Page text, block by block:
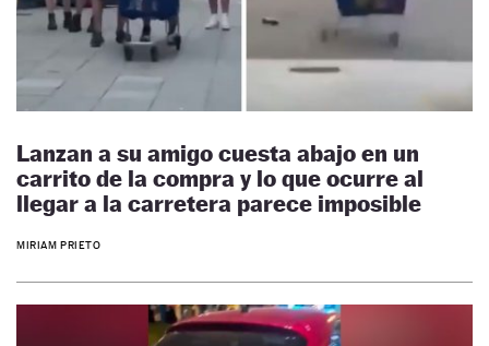
Lanzan a su amigo cuesta abajo en un
carrito de la compra y lo que ocurre al
llegar a la carretera parece imposible
MIRIAM PRIETO